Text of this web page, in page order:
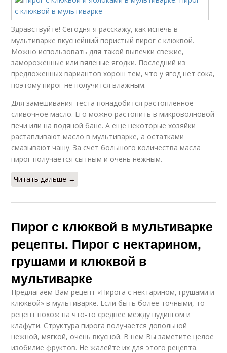
Здравствуйте! Сегодня я расскажу, как испечь в
мультиварке вкуснейший пористый пирог с клюквой.
Можно использовать для такой выпечки свежие,
замороженные или вяленые ягодки. Последний из
предложенных вариантов хорош тем, что у ягод нет сока,
поэтому пирог не получится влажным.
Для замешивания теста понадобится растопленное
сливочное масло. Его можно растопить в микроволновой
печи или на водяной бане. А еще некоторые хозяйки
растапливают масло в мультиварке, а остатками
смазывают чашу. За счет большого количества масла
пирог получается сытным и очень нежным.
Читать дальше →
Пирог с клюквой в мультиварке
рецепты. Пирог с нектарином,
грушами и клюквой в
мультиварке
Предлагаем Вам рецепт «Пирога с нектарином, грушами и
клюквой» в мультиварке. Если быть более точными, то
рецепт похож на что-то среднее между пудингом и
клафути. Структура пирога получается довольной
нежной, мягкой, очень вкусной. В нем Вы заметите целое
изобилие фруктов. Не жалейте их для этого рецепта.